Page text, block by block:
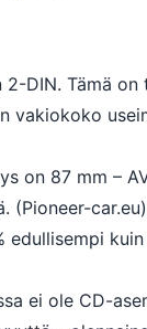
2-DIN. Tämä
vakiokoko
on 87 mm –
(Pioneer-car.eu)
edullisempi
ei ole CD-